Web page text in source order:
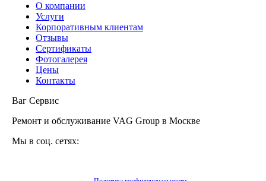
О компании
Услуги
Корпоративным клиентам
Отзывы
Сертификаты
Фотогалерея
Цены
Контакты
Ваг Сервис
Ремонт и обслуживание VAG Group в Москве
Мы в соц. сетях: